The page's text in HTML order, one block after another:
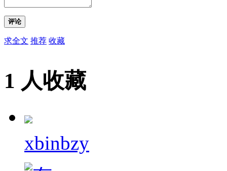
评论
求全文 推荐 收藏
1 人收藏
xbinbzy